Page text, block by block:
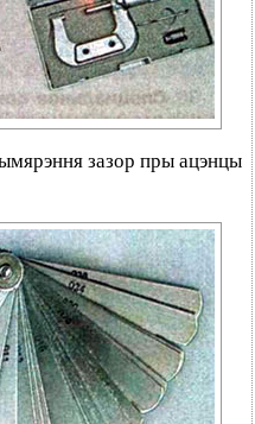
зазор пры ацэнцы